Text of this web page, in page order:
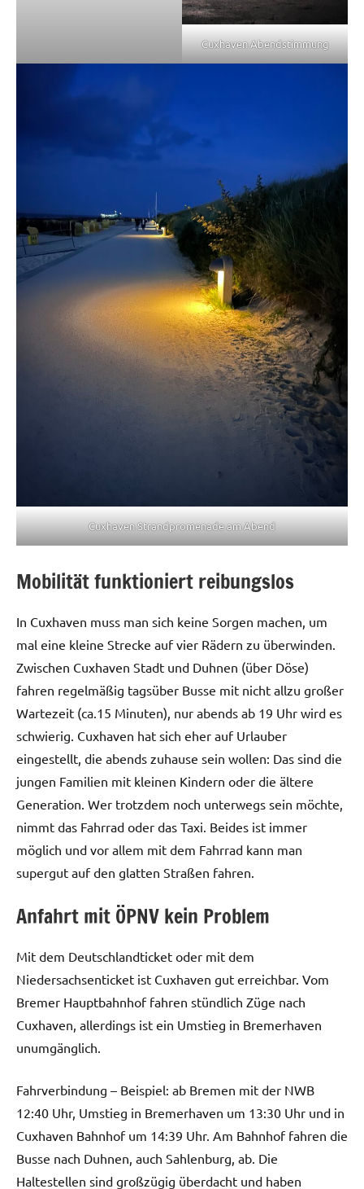
Cuxhaven Abendstimmung
Cuxhaven Strandpromenade am Abend
Mobilität funktioniert reibungslos
In Cuxhaven muss man sich keine Sorgen machen, um
mal eine kleine Strecke auf vier Rädern zu überwinden.
Zwischen Cuxhaven Stadt und Duhnen (über Döse)
fahren regelmäßig tagsüber Busse mit nicht allzu großer
Wartezeit (ca.15 Minuten), nur abends ab 19 Uhr wird es
schwierig. Cuxhaven hat sich eher auf Urlauber
eingestellt, die abends zuhause sein wollen: Das sind die
jungen Familien mit kleinen Kindern oder die ältere
Generation. Wer trotzdem noch unterwegs sein möchte,
nimmt das Fahrrad oder das Taxi. Beides ist immer
möglich und vor allem mit dem Fahrrad kann man
supergut auf den glatten Straßen fahren.
Anfahrt mit ÖPNV kein Problem
Mit dem Deutschlandticket oder mit dem
Niedersachsenticket ist Cuxhaven gut erreichbar. Vom
Bremer Hauptbahnhof fahren stündlich Züge nach
Cuxhaven, allerdings ist ein Umstieg in Bremerhaven
unumgänglich.
Fahrverbindung – Beispiel: ab Bremen mit der NWB
12:40 Uhr, Umstieg in Bremerhaven um 13:30 Uhr und in
Cuxhaven Bahnhof um 14:39 Uhr. Am Bahnhof fahren die
Busse nach Duhnen, auch Sahlenburg, ab. Die
Haltestellen sind großzügig überdacht und haben